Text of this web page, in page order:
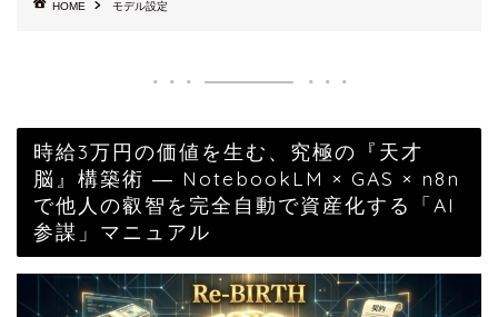
HOME モデル設定
時給3万円の価値を生む、究極の『天才
脳』構築術 ― NotebookLM × GAS × n8n
で他人の叡智を完全自動で資産化する「AI
参謀」マニュアル